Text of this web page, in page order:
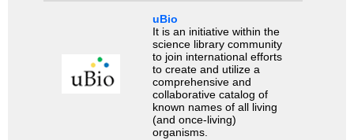
uBio
It is an initiative within the
science library community
to join international efforts
to create and utilize a
comprehensive and
collaborative catalog of
known names of all living
(and once-living)
organisms.